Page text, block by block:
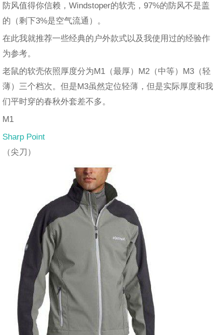
防风值得你信赖，Windstoper的软壳，97%的防风不是盖
的（剩下3%是空气流通）。
在此我就推荐一些经典的户外款式以及我使用过的经验作
为参考。
老鼠的软壳依照厚度分为M1（最厚）M2（中等）M3（轻
薄）三个档次。但是M3虽然定位轻薄，但是实际厚度和我
们平时穿的春秋外套差不多。
M1
Sharp Point
（尖刀）